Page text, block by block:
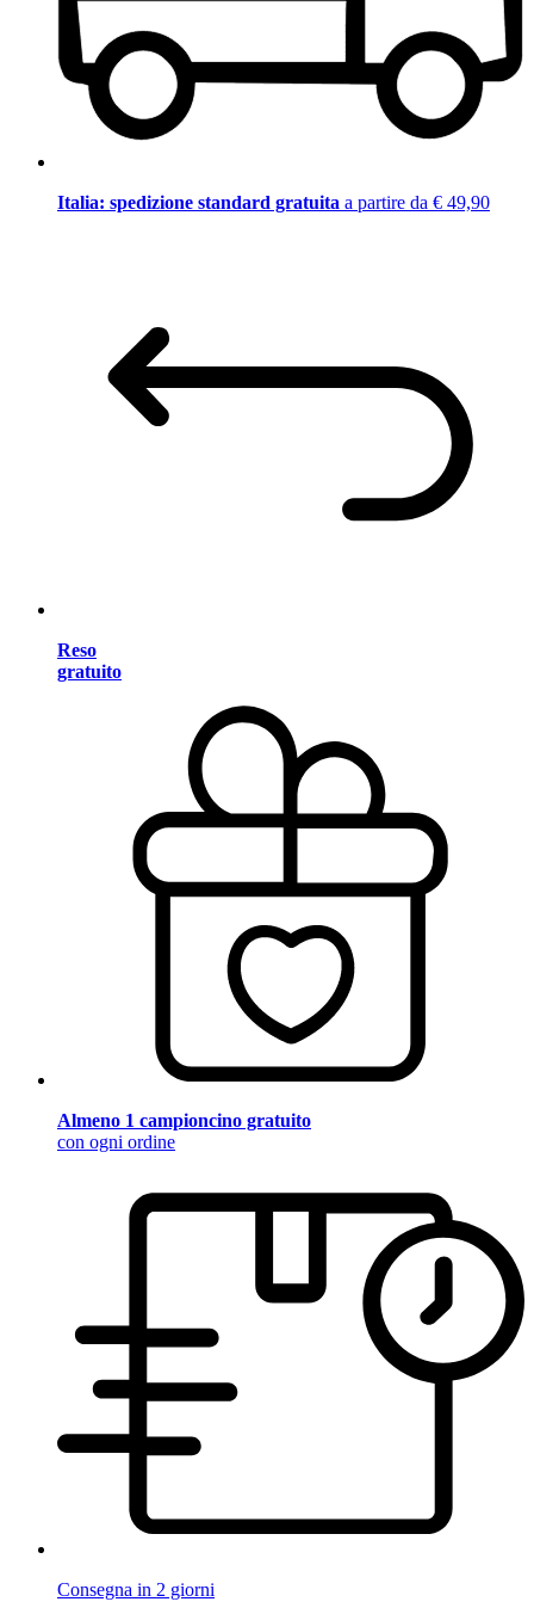
Italia: spedizione standard gratuita a partire da € 49,90
Reso
gratuito
Almeno 1 campioncino gratuito
con ogni ordine
Consegna in 2 giorni